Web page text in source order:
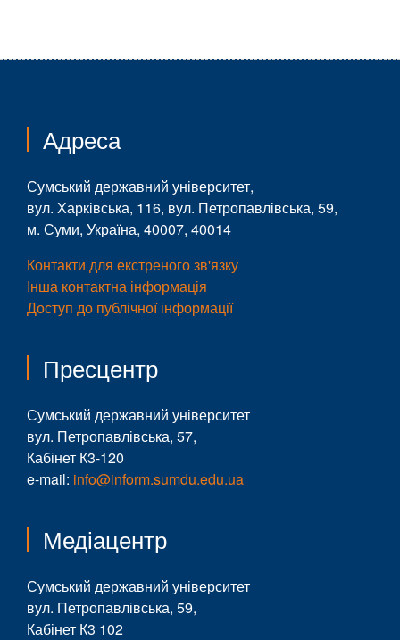
Адреса
Сумський державний університет,
вул. Харківська, 116, вул. Петропавлівська, 59,
м. Суми, Україна, 40007, 40014
Контакти для екстреного зв'язку
Інша контактна інформація
Доступ до публічної інформації
Пресцентр
Сумський державний університет
вул. Петропавлівська, 57,
Кабінет К3-120
e-mail: info@inform.sumdu.edu.ua
Медіацентр
Сумський державний університет
вул. Петропавлівська, 59,
Кабінет К3 102